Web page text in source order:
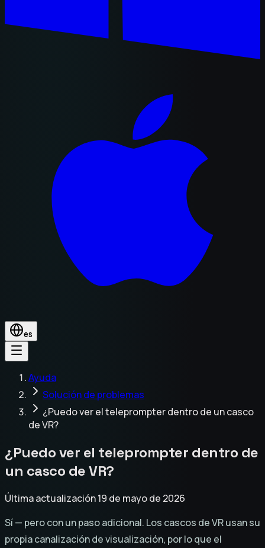
es
Ayuda
Solución de problemas
¿Puedo ver el teleprompter dentro de un casco
de VR?
¿Puedo ver el teleprompter dentro de
un casco de VR?
Última actualización 19 de mayo de 2026
Sí — pero con un paso adicional. Los cascos de VR usan su
propia canalización de visualización, por lo que el